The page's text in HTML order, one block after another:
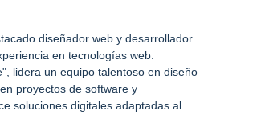
diseñador web y desarrollador
en tecnologías web.
lidera un equipo talentoso en diseño
proyectos de software y
soluciones digitales adaptadas al